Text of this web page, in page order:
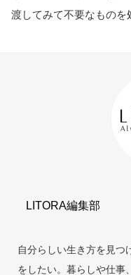
渡してみて不要なものを
LITORA編集部
自分らしい生き方を見つ
をしたい。暮らしや仕事